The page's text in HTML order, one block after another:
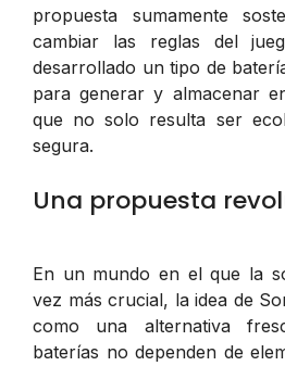
propuesta sumamente
cambiar las reglas del
desarrollado un tipo de
para generar y almacenar
que no solo resulta ser
segura.
Una propuesta
En un mundo en el que la
vez más crucial, la idea de
como una alternativa
baterías no dependen de